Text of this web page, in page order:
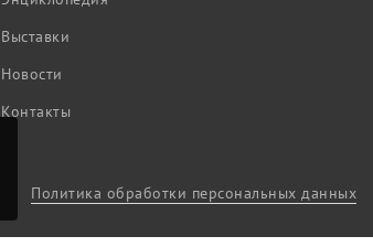
Выставки
Новости
Контакты
Политика обработки персональных данных